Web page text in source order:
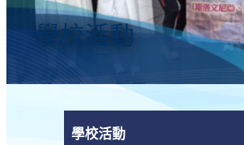
學校活動
學校活動